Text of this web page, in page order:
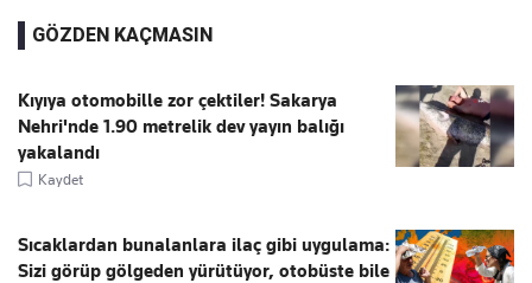
GÖZDEN KAÇMASIN
Kıyıya otomobille zor çektiler! Sakarya
Nehri'nde 1.90 metrelik dev yayın balığı
yakalandı
Kaydet
Sıcaklardan bunalanlara ilaç gibi uygulama:
Sizi görüp gölgeden yürütüyor, otobüste bile